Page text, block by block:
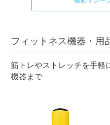
フィットネス機器・用
筋トレやストレッチを手軽
機器まで